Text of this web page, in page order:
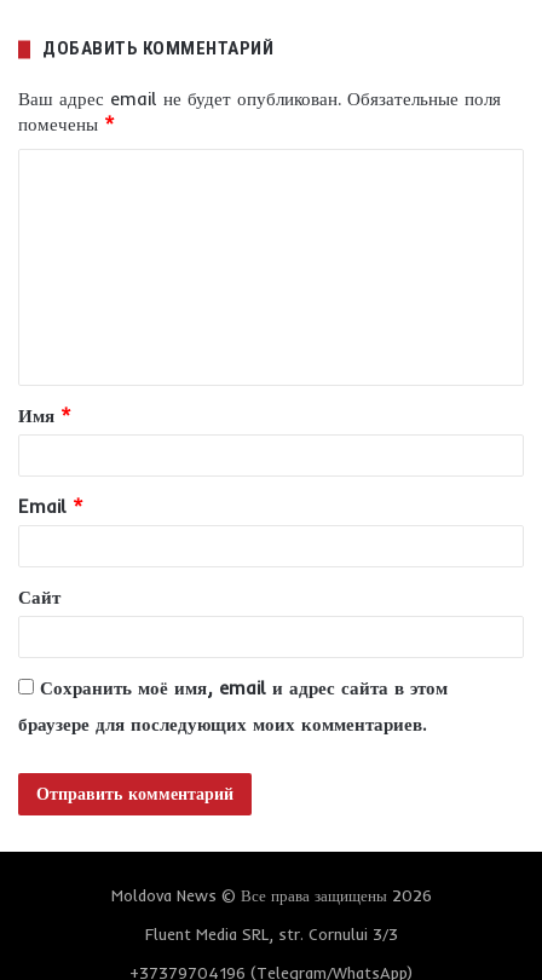
ДОБАВИТЬ КОММЕНТАРИЙ
Ваш адрес email не будет опубликован. Обязательные поля
помечены *
т
а
и
й
*
Имя *
Email *
Сайт
Сохранить моё имя, email и адрес сайта в этом
браузере для последующих моих комментариев.
Moldova News © Все права защищены 2026
Fluent Media SRL, str. Cornului 3/3
+37379704196 (Telegram/WhatsApp)